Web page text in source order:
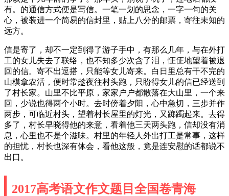
有。的通信方式便是写信。一笔一划的思念，一字一句的关
心，被装进一个简易的信封里，贴上八分的邮票，寄往未知的
远方。
信是寄了，却不一定到得了游子手中，有那么几年，与在外打
工的女儿失去了联络，也不知多少次含了泪，怔怔地望着被退
回的信。寄不出逗搭，只能等女儿寄来。白日里总有干不完的
山模拿农活，便时常趁夜往村头跑，只盼得女儿的信已经送到
了村长家。山里不比平原，家家户户都散落在大山里，一个来
回，少说也得两个小时。去时傍着夕阳，心中急切，三步并作
两步，可临近村头，望着村长屋里的灯光，又踯躅起来。去得
多了，村长早晓得他的来意，看着他三天两头跑，信却没有消
息，心里也不是个滋味。村里的年轻人外出打工是常事，这样
的担忧，村长也深有体会，看他这般，竟是连安慰的话都说不
出口。
2017高考语文作文题目全国卷青海